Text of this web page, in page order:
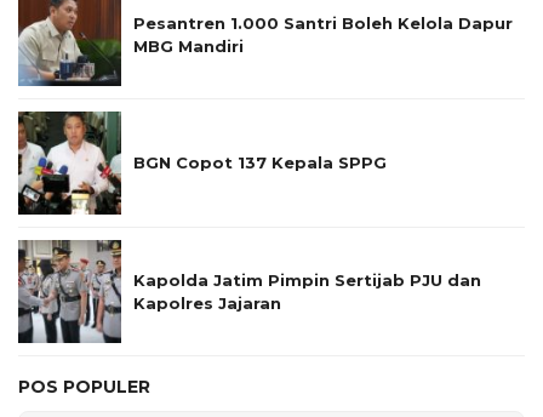
Pesantren 1.000 Santri Boleh Kelola Dapur
MBG Mandiri
BGN Copot 137 Kepala SPPG
Kapolda Jatim Pimpin Sertijab PJU dan
Kapolres Jajaran
POS POPULER